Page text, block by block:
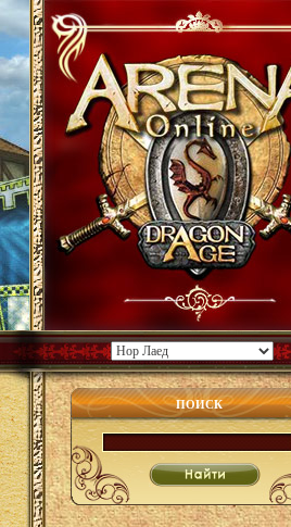
ПОИСК